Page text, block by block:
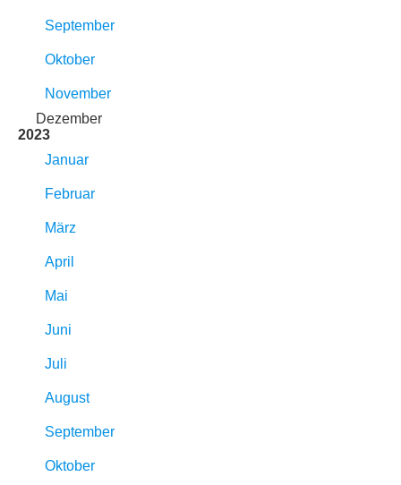
September
Oktober
November
Dezember
2023
Januar
Februar
März
April
Mai
Juni
Juli
August
September
Oktober